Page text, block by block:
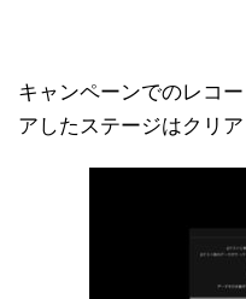
キャンペーンでのレコ
アしたステージはクリ